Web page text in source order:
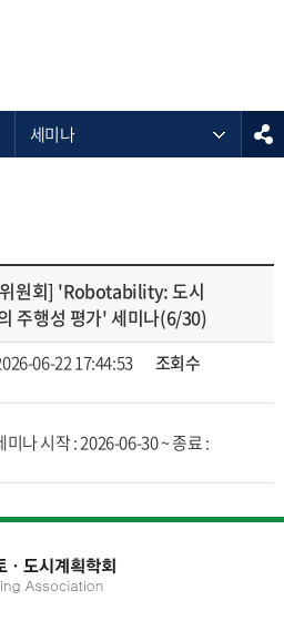
세미나
원회] 'Robotability: 도시
주행성 평가' 세미나(6/30)
06-22 17:44:53 조회수
나 시작 : 2026-06-30 ~ 종료 :